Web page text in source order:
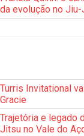
da evolução no
Turris Invitational
Gracie
Trajetória e legado
Jitsu no Vale do